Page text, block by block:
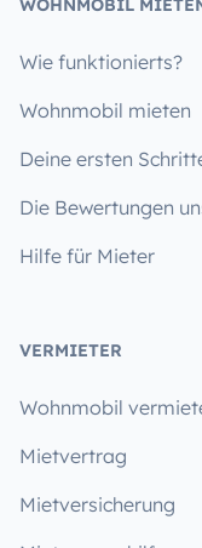
WOHNMOBIL
Wie funktionierts?
Wohnmobil mieten
Deine ersten
Die Bewertungen
Hilfe für Mieter
VERMIETER
Wohnmobil
Mietvertrag
Mietversicherung